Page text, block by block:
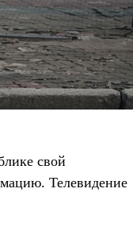
свой
Телевидение